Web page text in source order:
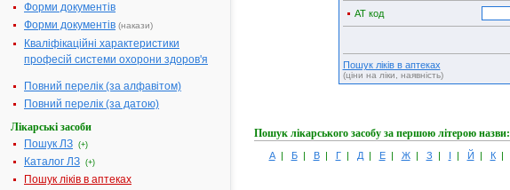
Форми документів
Форми документів (накази)
Кваліфікаційні характеристики
професій системи охорони здоров'я
Повний перелік (за алфавітом)
Повний перелік (за датою)
Лікарські засоби
Пошук ЛЗ (+)
Каталог ЛЗ (+)
Пошук ліків в аптеках
АТ код
Пошук ліків в аптеках
(ціни на ліки, наявність)
Пошук лікарського засобу за першою літерою назви:
А| Б| В| Г| Д| Е| Ж| З | І | Й | К|